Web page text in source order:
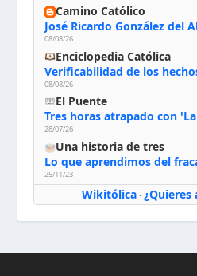
Camino Católico
08/08/26
Enciclopedia Católica
Verificabilidad de los
08/08/26
El Puente
Tres horas atrapado con
28/07/26
Una historia de tres
Lo que aprendimos del
25/11/23
Wikitólica· ¿Quieres